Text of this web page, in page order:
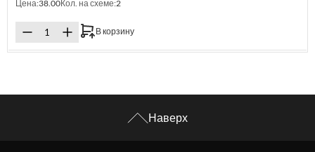
Цена:38.00Кол. на схеме:2
В корзину
Наверх